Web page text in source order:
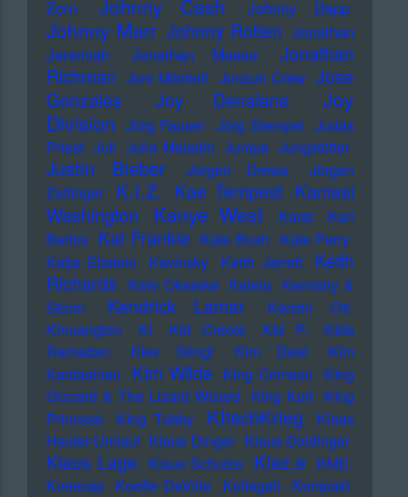
Zorn
Johnny Cash Johnny Depp
Johnny Marr Johnny Rotten Jonathan
Jeremiah
Jonathan Meese
Jonathan
Richman Joni Mitchell Jonzun Crew Jose
Gonzales
Joy Denalane
Joy
Division Jörg Fauser Jörg Stempel Judas
Priest Juli Julia Meladin Jumpa Jungstötter
Justin Bieber Jürgen Drews
Jürgen
Zeltinger
K.I.Z. Kae Tempest Kamasi
Washington
Kanye West Karat
Karl
Bartos Kat Frankie Kate Bush Kate Perry
Katja Ebstein
Kavinsky Keith Jarrett
Keith
Richards Kele Okereke Kelela Kemistry &
Storm
Kendrick Lamar
Kerstin Ott
Khruangbin
KI KId Creole KId P.
KIda
Ramadan
KIev Stingl KIm Deal
KIm
Kardashian KIm Wilde KIng Crimson KIng
Gizzard & The Lizard Wizard KIng Kurt KIng
Princess
KIng Tubby KItschKrieg
Klaas
Heufer-Umlauf Klaus Dinger Klaus Doldinger
Klaus Lage Klaus Schulze Klez.e KMD
Kneecap Koefte DeVille Kollegah Kompakt